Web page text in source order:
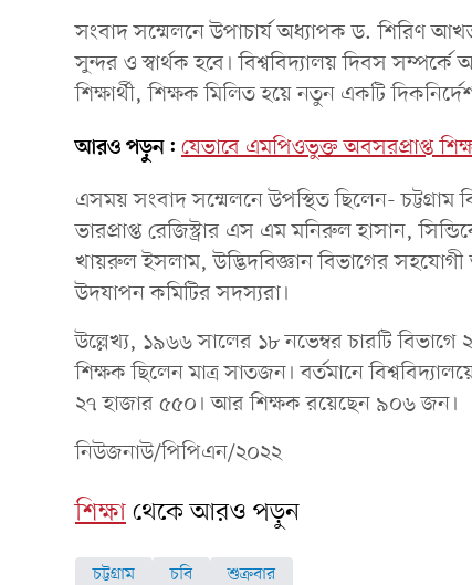
সংবাদ সম্মেলনে উপাচার্য অধ্যাপক ড. শিরিণ
সুন্দর ও স্বার্থক হবে। বিশ্ববিদ্যালয় দিবস
শিক্ষার্থী, শিক্ষক মিলিত হয়ে নতুন একটি
আরও পড়ুন: যেভাবে এমপিওভুক্ত অবসরপ্রাপ্ত
এসময় সংবাদ সম্মেলনে উপস্থিত ছিলেন- চট্টগ্রাম
ভারপ্রাপ্ত রেজিস্ট্রার এস এম মনিরুল হাসান,
খায়রুল ইসলাম, উদ্ভিদবিজ্ঞান বিভাগের
উদযাপন কমিটির সদস্যরা।
উল্লেখ্য, ১৯৬৬ সালের ১৮ নভেম্বর চারটি বিভাগে
শিক্ষক ছিলেন মাত্র সাতজন। বর্তমানে
২৭ হাজার ৫৫০। আর শিক্ষক রয়েছেন ৯০৬ জন।
নিউজনাউ/পিপিএন/২০২২
শিক্ষাথেকে আরও পড়ুন
চট্টগ্রাম চবি শুক্রবার